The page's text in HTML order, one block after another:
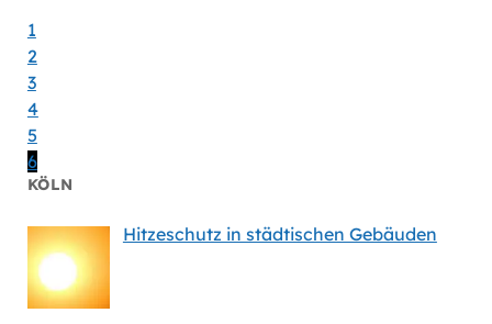
1
2
3
4
5
6
KÖLN
Hitzeschutz in städtischen Gebäuden